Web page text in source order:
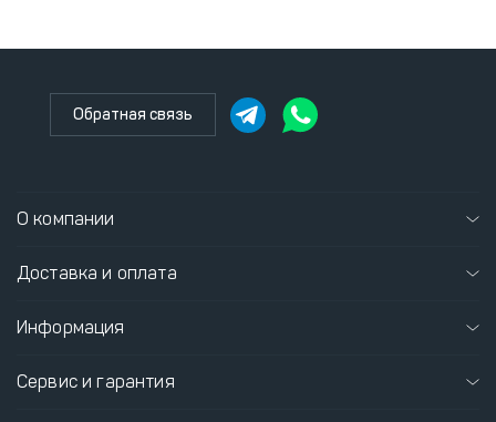
Обратная связь
О компании
Доставка и оплата
Информация
Сервис и гарантия